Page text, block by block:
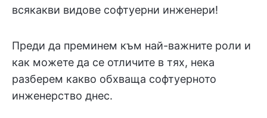
всякакви видове софтуерни инженери!
Преди да преминем към най-важните роли и
как можете да се отличите в тях, нека
разберем какво обхваща софтуерното
инженерство днес.